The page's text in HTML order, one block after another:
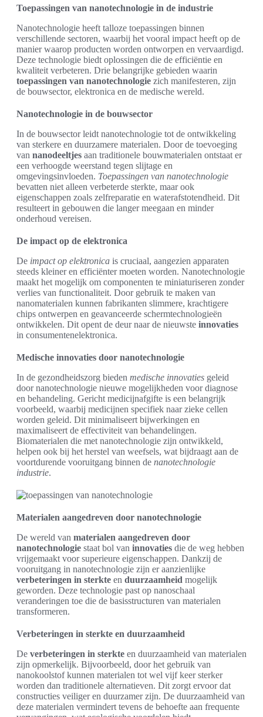
Toepassingen van nanotechnologie in de industrie
Nanotechnologie heeft talloze toepassingen binnen
verschillende sectoren, waarbij het vooral impact heeft op de
manier waarop producten worden ontworpen en vervaardigd.
Deze technologie biedt oplossingen die de efficiëntie en
kwaliteit verbeteren. Drie belangrijke gebieden waarin
toepassingen van nanotechnologie zich manifesteren, zijn
de bouwsector, elektronica en de medische wereld.
Nanotechnologie in de bouwsector
In de bouwsector leidt nanotechnologie tot de ontwikkeling
van sterkere en duurzamere materialen. Door de toevoeging
van nanodeeltjes aan traditionele bouwmaterialen ontstaat er
een verhoogde weerstand tegen slijtage en
omgevingsinvloeden. Toepassingen van nanotechnologie
bevatten niet alleen verbeterde sterkte, maar ook
eigenschappen zoals zelfreparatie en waterafstotendheid. Dit
resulteert in gebouwen die langer meegaan en minder
onderhoud vereisen.
De impact op de elektronica
De impact op elektronica is cruciaal, aangezien apparaten
steeds kleiner en efficiënter moeten worden. Nanotechnologie
maakt het mogelijk om componenten te miniaturiseren zonder
verlies van functionaliteit. Door gebruik te maken van
nanomaterialen kunnen fabrikanten slimmere, krachtigere
chips ontwerpen en geavanceerde schermtechnologieën
ontwikkelen. Dit opent de deur naar de nieuwste innovaties
in consumentenelektronica.
Medische innovaties door nanotechnologie
In de gezondheidszorg bieden medische innovaties geleid
door nanotechnologie nieuwe mogelijkheden voor diagnose
en behandeling. Gericht medicijnafgifte is een belangrijk
voorbeeld, waarbij medicijnen specifiek naar zieke cellen
worden geleid. Dit minimaliseert bijwerkingen en
maximaliseert de effectiviteit van behandelingen.
Biomaterialen die met nanotechnologie zijn ontwikkeld,
helpen ook bij het herstel van weefsels, wat bijdraagt aan de
voortdurende vooruitgang binnen de nanotechnologie
industrie.
Materialen aangedreven door nanotechnologie
De wereld van materialen aangedreven door
nanotechnologie staat bol van innovaties die de weg hebben
vrijgemaakt voor superieure eigenschappen. Dankzij de
vooruitgang in nanotechnologie zijn er aanzienlijke
verbeteringen in sterkte en duurzaamheid mogelijk
geworden. Deze technologie past op nanoschaal
veranderingen toe die de basisstructuren van materialen
transformeren.
Verbeteringen in sterkte en duurzaamheid
De verbeteringen in sterkte en duurzaamheid van materialen
zijn opmerkelijk. Bijvoorbeeld, door het gebruik van
nanokoolstof kunnen materialen tot wel vijf keer sterker
worden dan traditionele alternatieven. Dit zorgt ervoor dat
constructies veiliger en duurzamer zijn. De duurzaamheid van
deze materialen vermindert tevens de behoefte aan frequente